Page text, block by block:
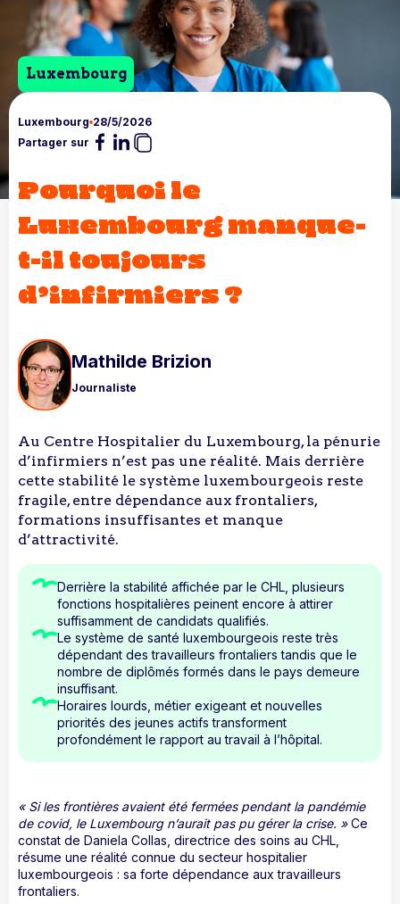
Luxembourg
Luxembourg 28/5/2026
Partager sur
Pourquoi le
Luxembourg manque-
t-il toujours
d’infirmiers ?
Mathilde Brizion
Journaliste
Au Centre Hospitalier du Luxembourg, la pénurie
d’infirmiers n’est pas une réalité. Mais derrière
cette stabilité le système luxembourgeois reste
fragile, entre dépendance aux frontaliers,
formations insuffisantes et manque
d’attractivité.
Derrière la stabilité affichée par le CHL, plusieurs
fonctions hospitalières peinent encore à attirer
suffisamment de candidats qualifiés.
Le système de santé luxembourgeois reste très
dépendant des travailleurs frontaliers tandis que le
nombre de diplômés formés dans le pays demeure
insuffisant.
Horaires lourds, métier exigeant et nouvelles
priorités des jeunes actifs transforment
profondément le rapport au travail à l’hôpital.
« Si les frontières avaient été fermées pendant la pandémie
de covid, le Luxembourg n’aurait pas pu gérer la crise. »Ce
constat de Daniela Collas, directrice des soins au CHL,
résume une réalité connue du secteur hospitalier
luxembourgeois : sa forte dépendance aux travailleurs
frontaliers.